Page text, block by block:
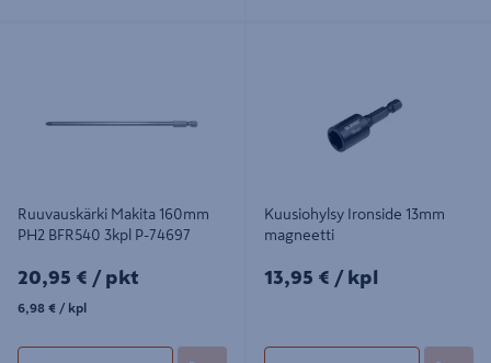
Ruuvauskärki Makita 160mm
PH2 BFR540 3kpl P-74697
20,95€/pkt
20,95 € / pkt
6,98€/kpl
6,98 € / kpl
Kuusiohylsy Ironside 13mm
magneetti
13,95€/kpl
13,95 € / kpl